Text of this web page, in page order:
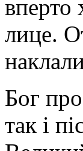
вперто
лице.
Бог
так і